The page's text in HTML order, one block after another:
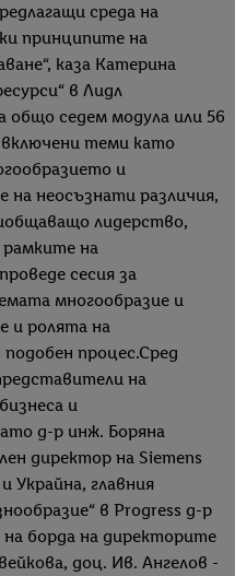
среда на
принципите на
каза Катерина
в Лидл
общо седем модула или 56
включени теми като
и
на неосъзнати различия,
лидерство,
на
сесия за
многообразие и
и ролята на
процес.Сред
на
и
д-р инж. Боряна
директор на Siemens
Украйна, главния
в Progress д-р
борда на директорите
доц. Ив. Ангелов -